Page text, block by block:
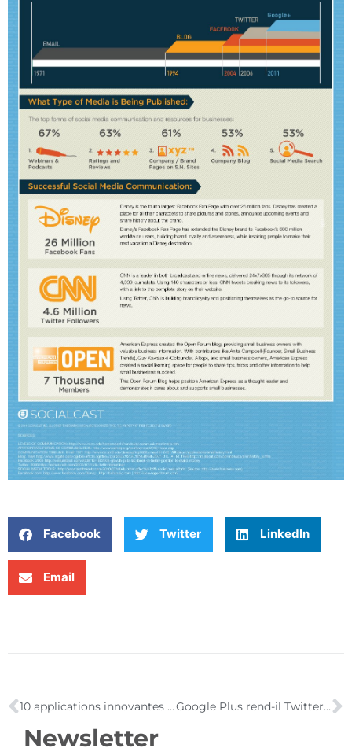
Facebook Twitter LinkedIn
Email
10 applications innovantes pour faciliter la lecture de vos tweets ! Google Plus rend-il Twitter obsolète ?
Newsletter